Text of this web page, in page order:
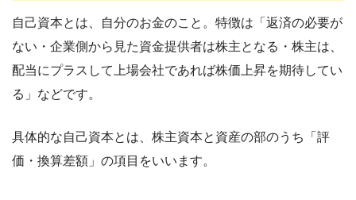
自己資本とは、自分のお金のこと。特徴は「返済の必要が
ない・企業側から見た資金提供者は株主となる・株主は、
配当にプラスして上場会社であれば株価上昇を期待してい
る」などです。
具体的な自己資本とは、株主資本と資産の部のうち「評
価・換算差額」の項目をいいます。